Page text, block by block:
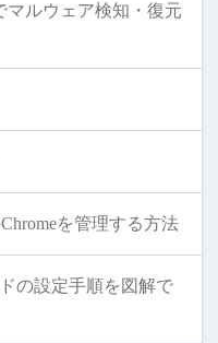
マルウェア検知・復元
を管理する方法
ドの設定手順を図解で